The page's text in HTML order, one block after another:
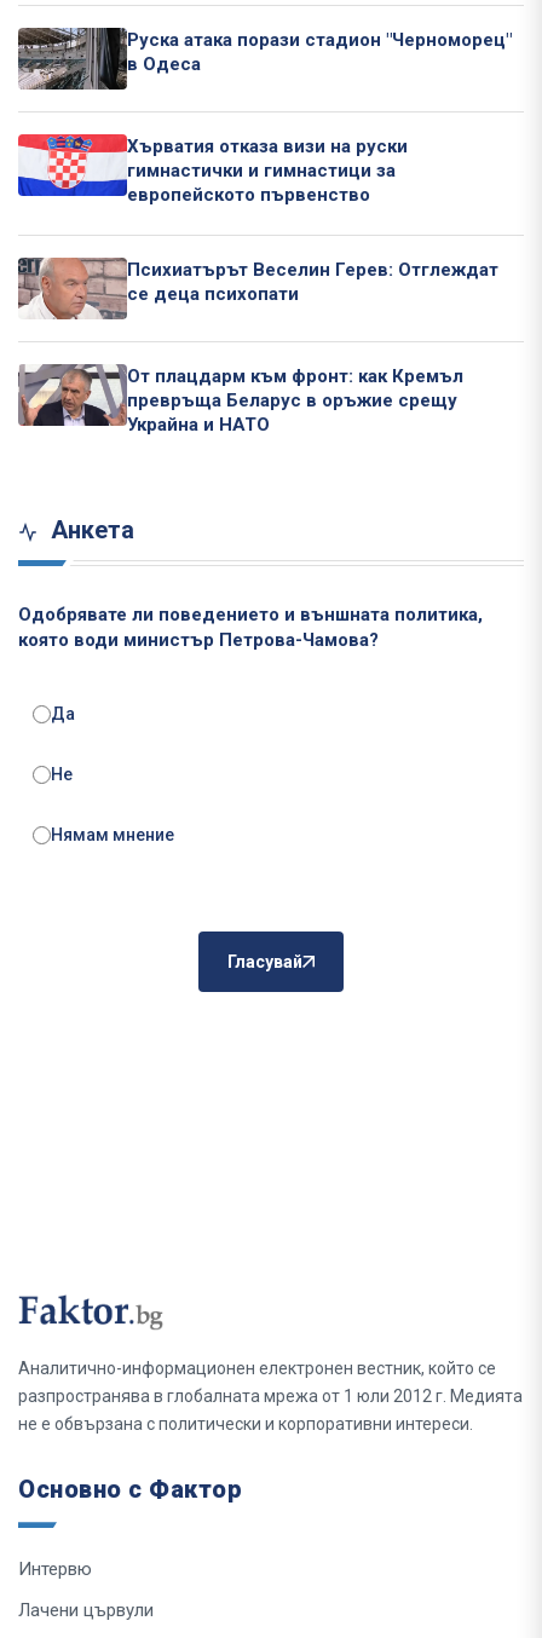
Руска атака порази стадион "Черноморец"
в Одеса
Хърватия отказа визи на руски
гимнастички и гимнастици за
европейското първенство
Психиатърът Веселин Герев: Отглеждат
се деца психопати
От плацдарм към фронт: как Кремъл
превръща Беларус в оръжие срещу
Украйна и НАТО
Анкета
Одобрявате ли поведението и външната политика,
която води министър Петрова-Чамова?
Да
Не
Нямам мнение
Гласувай
Аналитично-информационен електронен вестник, който се
разпространява в глобалната мрежа от 1 юли 2012 г. Медията
не е обвързана с политически и корпоративни интереси.
Основно с Фактор
Интервю
Лачени цървули